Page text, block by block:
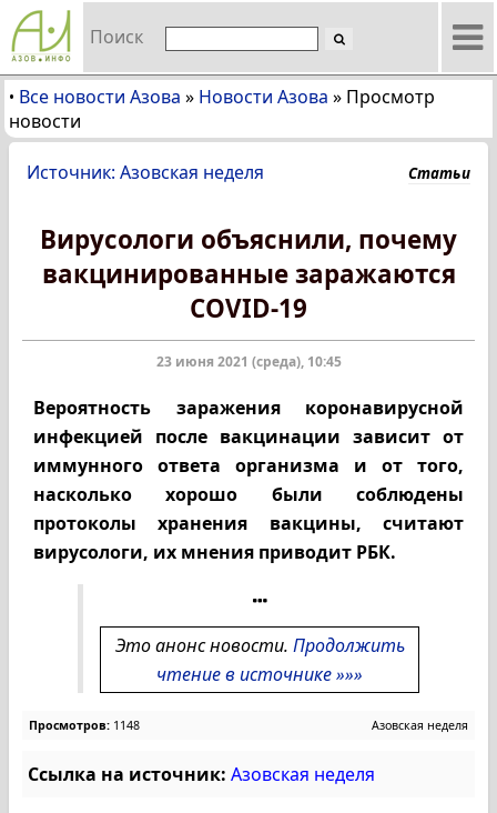
Поиск
• Все новости Азова » Новости Азова » Просмотр
новости
Источник: Азовская неделя Статьи
Вирусологи объяснили, почему
вакцинированные заражаются
COVID-19
23 июня 2021 (среда), 10:45
Вероятность заражения коронавирусной
инфекцией после вакцинации зависит от
иммунного ответа организма и от того,
насколько хорошо были соблюдены
протоколы хранения вакцины, считают
вирусологи, их мнения приводит РБК.
Это анонс новости. Продолжить
чтение в источнике »»»
Просмотров: 1148 Азовская неделя
Ссылка на источник: Азовская неделя